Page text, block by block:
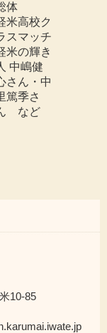
体
米高校ク
スマッチ
米の輝き
中嶋健
さん・中
篤季さ
など
10-85